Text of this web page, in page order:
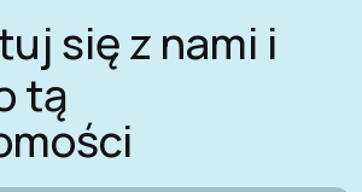
się z nami i
tą